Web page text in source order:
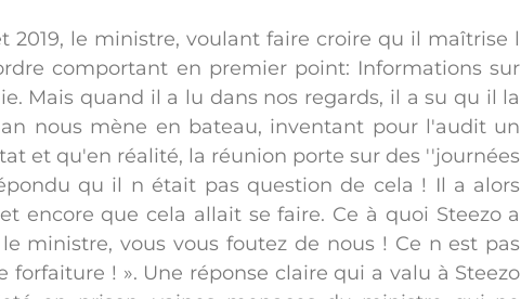
2019, le ministre, voulant faire croire qu il maîtrise l
comportant en premier point: Informations sur
Mais quand il a lu dans nos regards, il a su qu il la
nous mène en bateau, inventant pour l'audit un
et qu'en réalité, la réunion porte sur des ''journées
qu il n était pas question de cela ! Il a alors
encore que cela allait se faire. Ce à quoi Steezo a
ministre, vous vous foutez de nous ! Ce n est pas
! ». Une réponse claire qui a valu à Steezo